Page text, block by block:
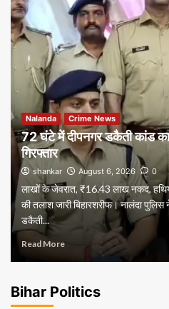
Nalanda Crime News
72 घंटे में दीपनगर डकैती कांड
गिरफ्तार
shankar August 6, 2026 0
लाखों के जेवरात, ₹16.43 लाख नकद,
की तलाश जारी बिहारशरीफ। नालंदा पुलिस
डकैती...
Read More
Bihar Politics